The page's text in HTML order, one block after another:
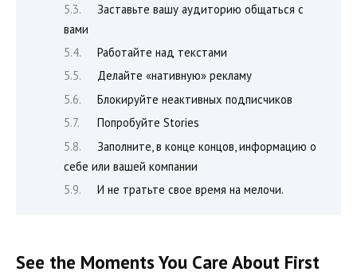
Заставьте вашу аудиторию общаться с
вами
Работайте над текстами
Делайте «нативную» рекламу
Блокируйте неактивных подписчиков
Попробуйте Stories
Заполните, в конце концов, информацию о
себе или вашей компании
И не тратьте свое время на мелочи.
See the Moments You Care About First